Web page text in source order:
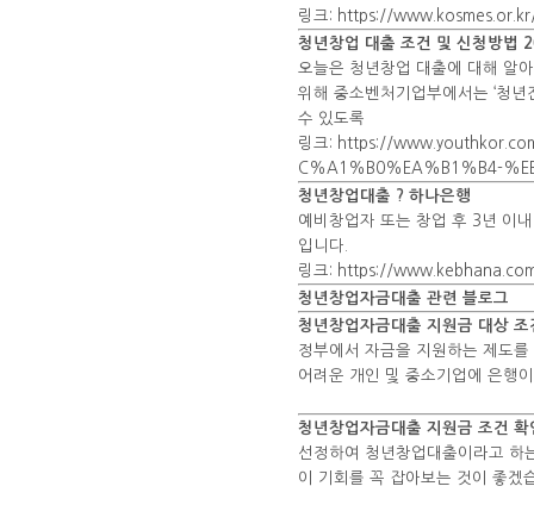
링크: https://
청년창업 대출 조건 및 신청방법
오늘은 청년창업 대출에 대해 알
위해 중소벤처기업부에서는 ‘청
수 있도록
링크: https://
C%A1%B0%EA%B1%B4-
청년창업대출 ? 하나은행
예비창업자 또는 창업 후 3년 이
입니다.
링크: https://
청년창업자금대출 관련 블로그
청년창업자금대출 지원금 대상 조
정부에서 자금을 지원하는 제도
어려운 개인 및 중소기업에 은행
청년창업자금대출 지원금 조건 확
선정하여 청년창업대출이라고 하
이 기회를 꼭 잡아보는 것이 좋겠